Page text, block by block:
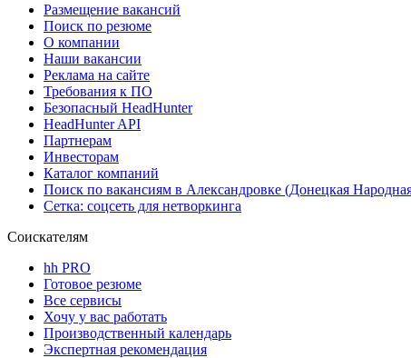
Размещение вакансий
Поиск по резюме
О компании
Наши вакансии
Реклама на сайте
Требования к ПО
Безопасный HeadHunter
HeadHunter API
Партнерам
Инвесторам
Каталог компаний
Поиск по вакансиям в Александровке (Донецкая
Сетка: соцсеть для нетворкинга
Соискателям
hh PRO
Готовое резюме
Все сервисы
Хочу у вас работать
Производственный календарь
Экспертная рекомендация